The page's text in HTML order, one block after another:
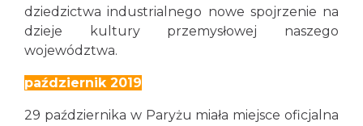
dziedzictwa industrialnego nowe spojrzenie na
dzieje kultury przemysłowej naszego
województwa.
październik 2019
29 października w Paryżu miała miejsce oficjalna